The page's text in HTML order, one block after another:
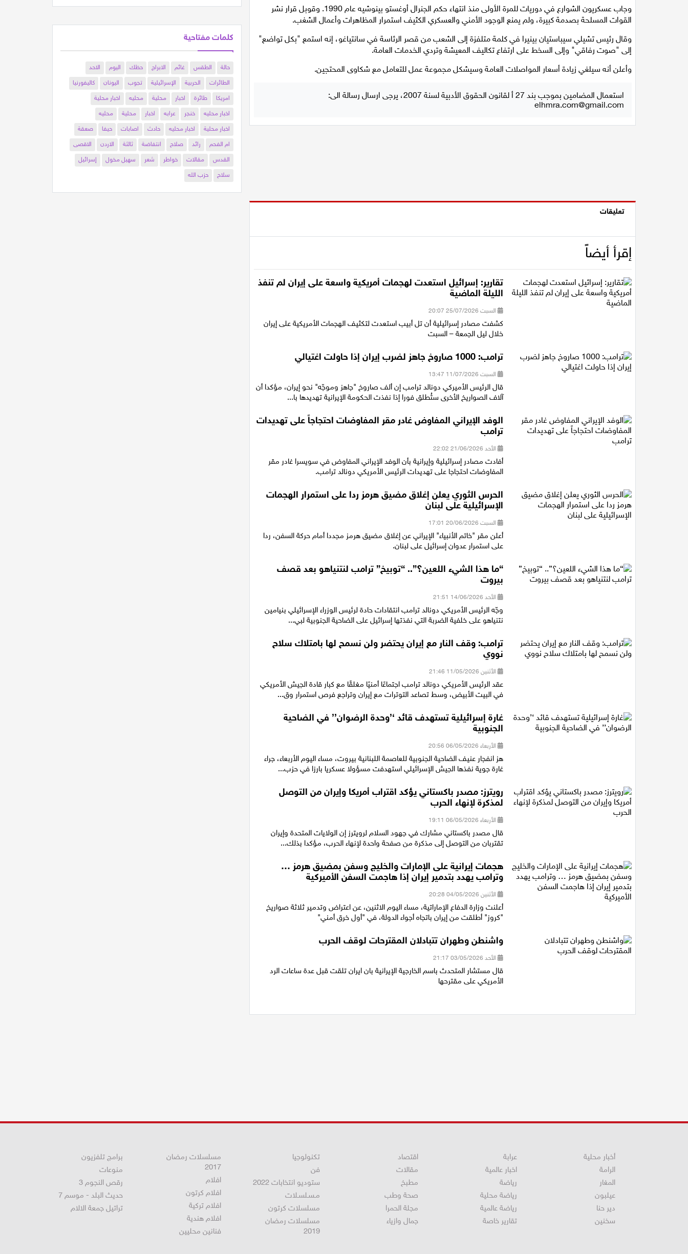
وجاب عسكريون الشوارع في دوريات للمرة الأولى منذ انتهاء حكم الجنرال أوغستو بينوشيه عام 1990. وقوبل قرار نشر
القوات المسلحة بصدمة كبيرة، ولم يمنع الوجود الأمني والعسكري الكثيف استمرار المظاهرات وأعمال الشغب.
وقال رئيس تشيلي سيباستيان بينيرا في كلمة متلفزة إلى الشعب من قصر الرئاسة في سانتياغو، إنه استمع "بكل تواضع"
إلى "صوت رفاقي" وإلى السخط على ارتفاع تكاليف المعيشة وتردي الخدمات العامة.
وأعلن أنه سيلغي زيادة أسعار المواصلات العامة وسيشكل مجموعة عمل للتعامل مع شكاوى المحتجين.
استعمال المضامين بموجب بند 27 أ لقانون الحقوق الأدبية لسنة 2007، يرجى ارسال رسالة الى:
elhmra.com@gmail.com
تعليقات
إقرأ أيضاً
تقارير: إسرائيل استعدت لهجمات أمريكية واسعة على إيران لم تنفذ
الليلة الماضية
السبت 25/07/2026 20:07
كشفت مصادر إسرائيلية أن تل أبيب استعدت لتكثيف الهجمات الأمريكية على إيران
خلال ليل الجمعة – السبت
ترامب: 1000 صاروخ جاهز لضرب إيران إذا حاولت اغتيالي
السبت 11/07/2026 13:47
قال الرئيس الأميركي دونالد ترامب إن ألف صاروخ "جاهز وموجّه" نحو إيران، مؤكدا أن
آلاف الصواريخ الأخرى ستُطلق فورا إذا نفذت الحكومة الإيرانية تهديدها با...
الوفد الإيراني المفاوض غادر مقر المفاوضات احتجاجاً على تهديدات
ترامب
الأحد 21/06/2026 22:02
أفادت مصادر إسرائيلية وإيرانية بأن الوفد الإيراني المفاوض في سويسرا غادر مقر
المفاوضات احتجاجا على تهديدات الرئيس الأمريكي دونالد ترامب.
الحرس الثوري يعلن إغلاق مضيق هرمز ردا على استمرار الهجمات
الإسرائيلية على لبنان
السبت 20/06/2026 17:01
أعلن مقر "خاتم الأنبياء" الإيراني عن إغلاق مضيق هرمز مجددا أمام حركة السفن، ردا
على استمرار عدوان إسرائيل على لبنان.
“ما هذا الشيء اللعين؟”.. “توبيخ” ترامب لنتنياهو بعد قصف
بيروت
الأحد 14/06/2026 21:51
وجّه الرئيس الأمريكي دونالد ترامب انتقادات حادة لرئيس الوزراء الإسرائيلي بنيامين
نتنياهو على خلفية الضربة التي نفذتها إسرائيل على الضاحية الجنوبية لبي...
ترامب: وقف النار مع إيران يحتضر ولن نسمح لها بامتلاك سلاح
نووي
الأثنين 11/05/2026 21:46
عقد الرئيس الأمريكي دونالد ترامب اجتماعًا أمنيًا مغلقًا مع كبار قادة الجيش الأمريكي
في البيت الأبيض، وسط تصاعد التوترات مع إيران وتراجع فرص استمرار وق...
غارة إسرائيلية تستهدف قائد ‘’وحدة الرضوان’’ في الضاحية
الجنوبية
الأربعاء 06/05/2026 20:56
هز انفجار عنيف الضاحية الجنوبية للعاصمة اللبنانية بيروت، مساء اليوم الأربعاء، جراء
غارة جوية نفذها الجيش الإسرائيلي استهدفت مسؤولا عسكريا بارزا في حزب...
رويترز: مصدر باكستاني يؤكد اقتراب أمريكا وإيران من التوصل
لمذكرة لإنهاء الحرب
الأربعاء 06/05/2026 19:11
قال مصدر ​باكستاني مشارك ‌في جهود السلام لرويترز ​​إن الولايات المتحدة ⁠وإيران ​
تقتربان من ​التوصل إلى مذكرة من صفحة ​واحدة لإنهاء ​الحرب، مؤكدا ‌بذلك...
هجمات إيرانية على الإمارات والخليج وسفن بمضيق هرمز …
وترامب يهدد بتدمير إيران إذا هاجمت السفن الأميركية
الأثنين 04/05/2026 20:28
أعلنت وزارة الدفاع الإماراتية، مساء اليوم الاثنين، عن اعتراض وتدمير ثلاثة صواريخ
"كروز" أطلقت من إيران باتجاه أجواء الدولة، في "أول خرق أمني"
واشنطن وطهران تتبادلان المقترحات لوقف الحرب
الأحد 03/05/2026 21:17
قال مستشار المتحدث باسم الخارجية الإيرانية بان ايران تلقت قبل عدة ساعات الرد
الأمريكي على مقترحها
كلمات مفتاحية
حالة الطقس غائم الابراج حظك اليوم
الاحد
الطائرات
الحربية الإسرائيلية تجوب اليونان
كاليفورنيا
امريكا
طائرة اخبار محلية محليه
اخبار محلية
اخبار محليه
خنجر عرابه اخبار محلية
محليه
اخبار محلية
اخبار محليه حادث اصابات حيفا
صعقة
ام الفحم
رائد صلاح انتفاضة ثالثة الاردن
الاقصى
القدس
مقالات خواطر شعر سهيل مخول
إسرائيل
سلاح
حزب الله
أخبار محلية
الرامة
المغار
عيلبون
دير حنا
سخنين
عرابة
اخبار عالمية
رياضة
رياضة محلية
رياضة عالمية
تقارير خاصة
اقتصاد
مقالات
مطبخ
صحة وطب
مجلة الحمرا
جمال وازياء
تكنولوجيا
فن
ستوديو انتخابات 2022
مـسـلسـلات
مسلسلات كرتون
مسلسلات رمضان
2019
مسلسلات رمضان
2017
افلام
افلام كرتون
افلام تركية
افلام هندية
فنانين محليين
برامج تلفزيون
منوعات
رقص النجوم 3
حديث البلد - موسم 7
تراتيل جمعة الالام